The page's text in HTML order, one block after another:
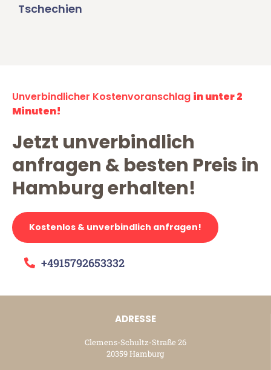
Tschechien
Unverbindlicher Kostenvoranschlag in unter 2
Minuten!
Jetzt unverbindlich
anfragen & besten Preis in
Hamburg erhalten!
Kostenlos & unverbindlich anfragen!
+4915792653332
ADRESSE
Clemens-Schultz-Straße 26
20359 Hamburg